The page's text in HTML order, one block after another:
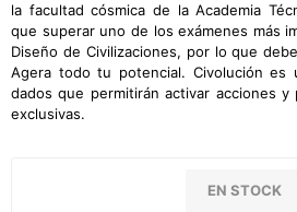
la facultad cósmica de la Academia
que superar uno de los exámenes más
Diseño de Civilizaciones, por lo que
Agera todo tu potencial. Civolución es
dados que permitirán activar acciones
exclusivas.
EN STOCK